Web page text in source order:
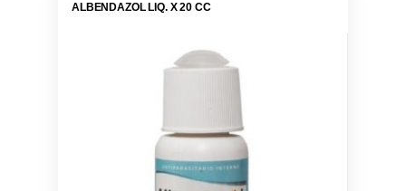
ALBENDAZOL LIQ. X 20 CC